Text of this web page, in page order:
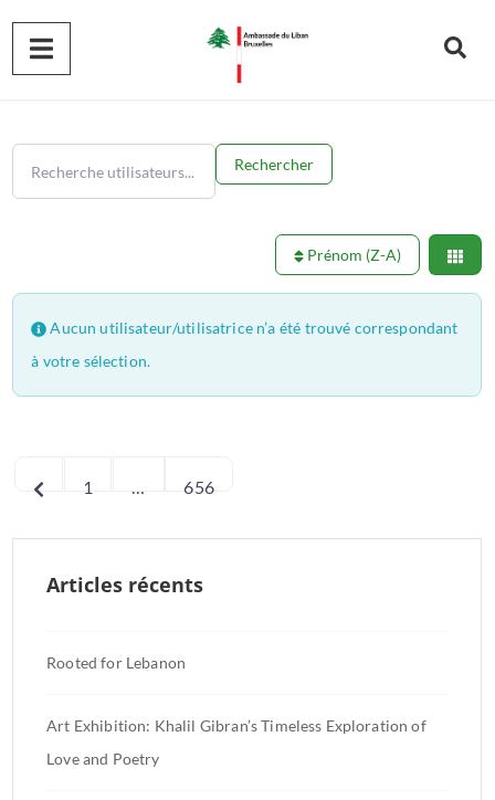
Rechercher
Prénom (Z-A)
Aucun utilisateur/utilisatrice n’a été trouvé correspondant
à votre sélection.
des
publications
Articles plus récents
1 656
Articles récents
Rooted for Lebanon
Art Exhibition: Khalil Gibran’s Timeless Exploration of
Love and Poetry